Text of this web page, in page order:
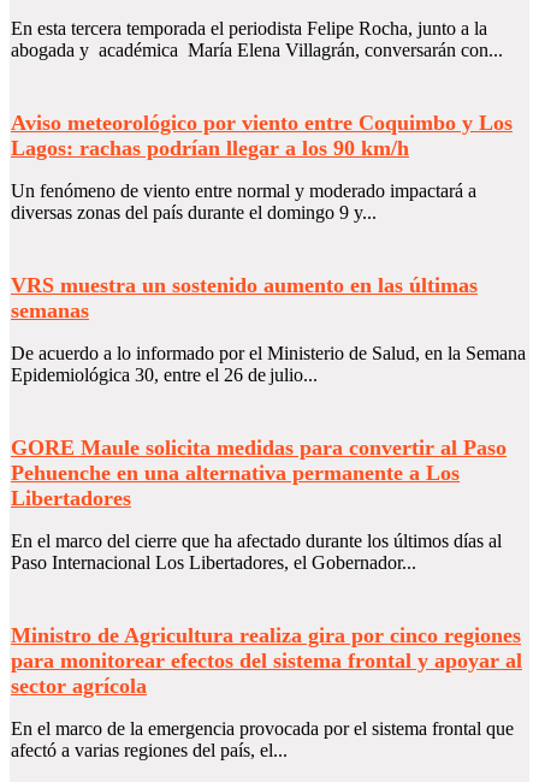
En esta tercera temporada el periodista Felipe Rocha, junto a la
abogada y académica María Elena Villagrán, conversarán con...
Aviso meteorológico por viento entre Coquimbo y Los
Lagos: rachas podrían llegar a los 90 km/h
Un fenómeno de viento entre normal y moderado impactará a
diversas zonas del país durante el domingo 9 y...
VRS muestra un sostenido aumento en las últimas
semanas
De acuerdo a lo informado por el Ministerio de Salud, en la Semana
Epidemiológica 30, entre el 26 de julio...
GORE Maule solicita medidas para convertir al Paso
Pehuenche en una alternativa permanente a Los
Libertadores
En el marco del cierre que ha afectado durante los últimos días al
Paso Internacional Los Libertadores, el Gobernador...
Ministro de Agricultura realiza gira por cinco regiones
para monitorear efectos del sistema frontal y apoyar al
sector agrícola
En el marco de la emergencia provocada por el sistema frontal que
afectó a varias regiones del país, el...